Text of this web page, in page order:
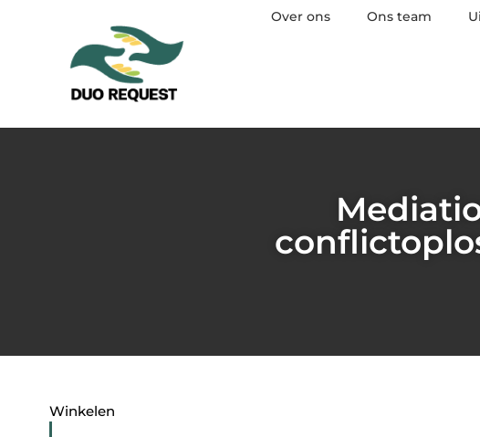
Over ons Ons team
Winkelen